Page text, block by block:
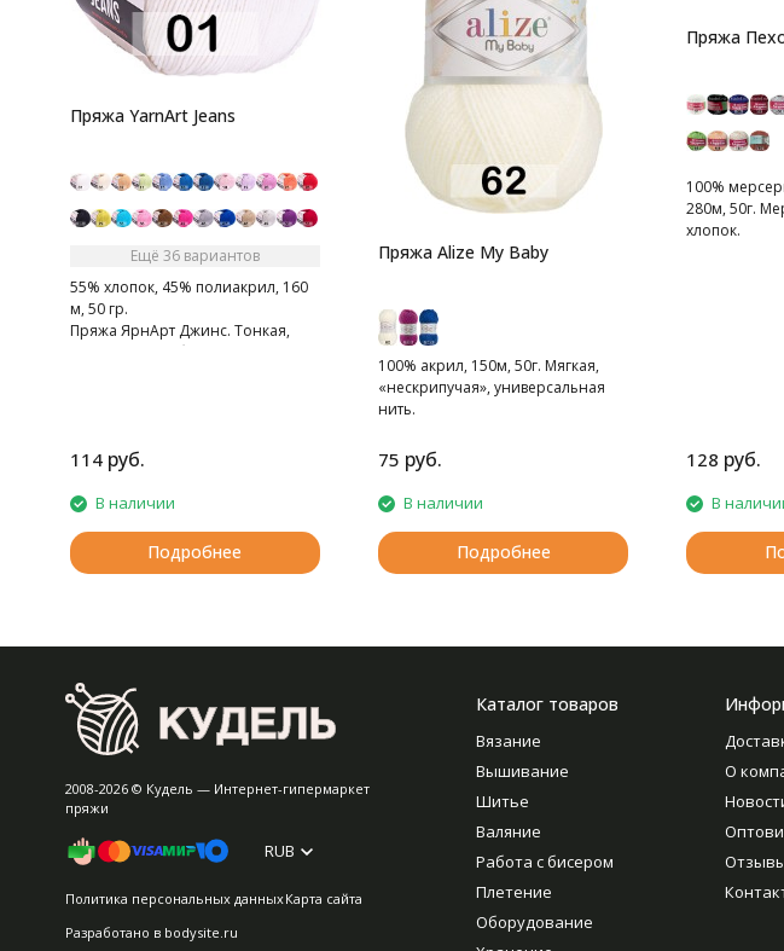
Пряжа YarnArt Jeans
Ещё 36 вариантов
55% хлопок, 45% полиакрил, 160
м, 50 гр.
Пряжа ЯрнАрт Джинс. Тонкая,
мягкая, слегка бархатистая нитка.
114 руб.
В наличии
Подробнее
Пряжа Alize My Baby
100% акрил, 150м, 50г. Мягкая,
«нескрипучая», универсальная
нить.
75 руб.
В наличии
Подробнее
Пряжа
100%
280м, 50г.
хлопок.
128 руб.
В
2008-2026 © Кудель — Интернет-гипермаркет
пряжи
RUB
Политика персональных данныхКарта сайта
Разработано в bodysite.ru
Каталог товаров
Вязание
Вышивание
Шитье
Валяние
Работа с бисером
Плетение
Оборудование
О